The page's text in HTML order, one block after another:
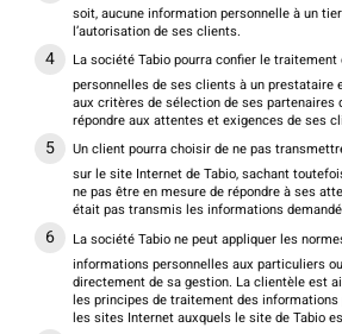
soit, aucune information personnelle à un
l’autorisation de ses clients.
La société Tabio pourra confier le
personnelles de ses clients à un
aux critères de sélection de ses partenaires
répondre aux attentes et exigences de ses
Un client pourra choisir de ne pas
sur le site Internet de Tabio, sachant
ne pas être en mesure de répondre à ses
était pas transmis les informations
La société Tabio ne peut appliquer les
informations personnelles aux particuliers
directement de sa gestion. La clientèle est
les principes de traitement des informations
les sites Internet auxquels le site de Tabio